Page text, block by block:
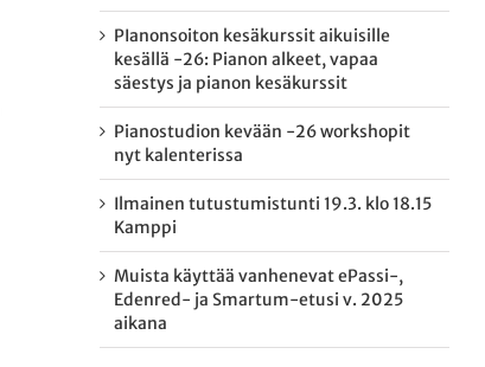
PIanonsoiton kesäkurssit aikuisille
kesällä -26: Pianon alkeet, vapaa
säestys ja pianon kesäkurssit
Pianostudion kevään -26 workshopit
nyt kalenterissa
Ilmainen tutustumistunti 19.3. klo 18.15
Kamppi
Muista käyttää vanhenevat ePassi-,
Edenred- ja Smartum-etusi v. 2025
aikana